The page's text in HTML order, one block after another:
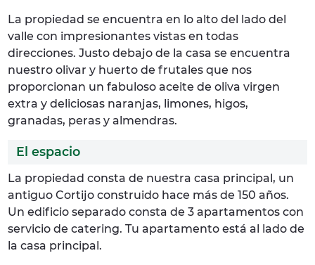
La propiedad se encuentra en lo alto del lado del
valle con impresionantes vistas en todas
direcciones. Justo debajo de la casa se encuentra
nuestro olivar y huerto de frutales que nos
proporcionan un fabuloso aceite de oliva virgen
extra y deliciosas naranjas, limones, higos,
granadas, peras y almendras.
El espacio
La propiedad consta de nuestra casa principal, un
antiguo Cortijo construido hace más de 150 años.
Un edificio separado consta de 3 apartamentos con
servicio de catering. Tu apartamento está al lado de
la casa principal.